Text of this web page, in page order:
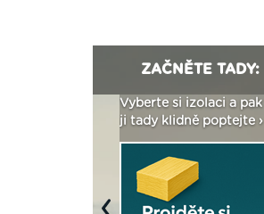
ZAČNĚTE TADY:
Vyberte si izolaci a pak
ji tady klidně poptejte ›